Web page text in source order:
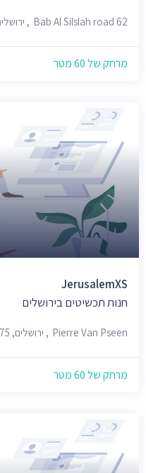
Bab Al Silslah road 62, ירושלים
מרחק של 60 מטר
JerusalemXS
חנות תכשיטים בירושלים
Pierre Van Pseen, ירושלים, 9751375
מרחק של 60 מטר